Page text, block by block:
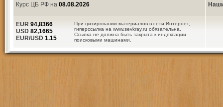
Курс ЦБ РФ на 08.08.2026
При цитировании материалов в сети Интернет,
гиперссылка на www.sevkray.ru обязательна.
Ссылка не должна быть закрыта к индексации
поисковыми машинами.
EUR 94,8366
USD 82,1665
EUR/USD 1.15